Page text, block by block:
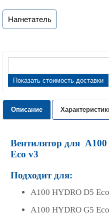
Нагнетатель
Показать стоимость доставки
Описание
Вентилятор для
Eco v3
Подходит для:
A100 HYDRO D5 Eco
A100 HYDRO G5 Eco